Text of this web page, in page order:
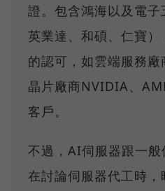
證。包含鴻海以及電子
英業達、和碩、仁寶
的認可，如雲端服務
晶片廠商NVIDIA、
客戶。
不過，AI伺服器跟一般
在討論伺服器代工時，